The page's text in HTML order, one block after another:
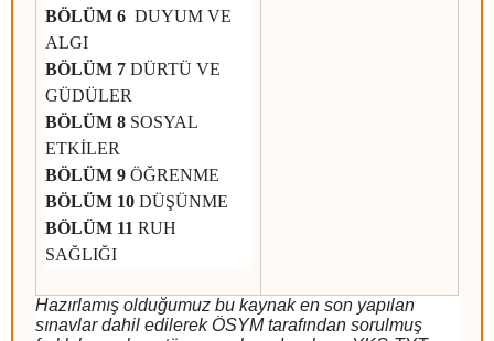
BÖLÜM 6 DUYUM VE
ALGI
BÖLÜM 7 DÜRTÜ VE
GÜDÜLER
BÖLÜM 8 SOSYAL
ETKİLER
BÖLÜM 9 ÖĞRENME
BÖLÜM 10 DÜŞÜNME
BÖLÜM 11 RUH
SAĞLIĞI
Hazırlamış olduğumuz bu kaynak en son yapılan
sınavlar dahil edilerek ÖSYM tarafından sorulmuş